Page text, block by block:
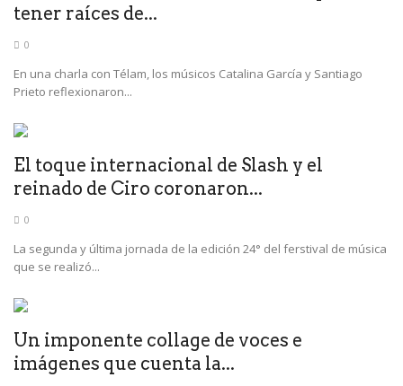
tener raíces de...
0
En una charla con Télam, los músicos Catalina García y Santiago
Prieto reflexionaron...
El toque internacional de Slash y el
reinado de Ciro coronaron...
0
La segunda y última jornada de la edición 24° del ferstival de música
que se realizó...
Un imponente collage de voces e
imágenes que cuenta la...